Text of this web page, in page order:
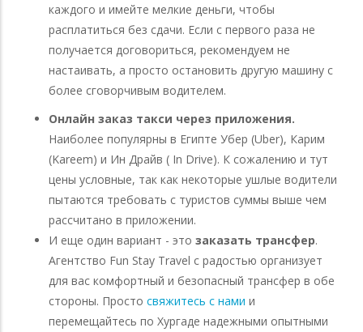
каждого и имейте мелкие деньги, чтобы
расплатиться без сдачи. Если с первого раза не
получается договориться, рекомендуем не
настаивать, а просто остановить другую машину с
более сговорчивым водителем.
Онлайн заказ такси через приложения.
Наиболее популярны в Египте Убер (Uber), Карим
(Kareem) и Ин Драйв ( In Drive). К сожалению и тут
цены условные, так как некоторые ушлые водители
пытаются требовать с туристов суммы выше чем
рассчитано в приложении.
И еще один вариант - это заказать трансфер.
Агентство Fun Stay Travel с радостью организует
для вас комфортный и безопасный трансфер в обе
стороны. Просто свяжитесь с нами и
перемещайтесь по Хургаде надежными опытными